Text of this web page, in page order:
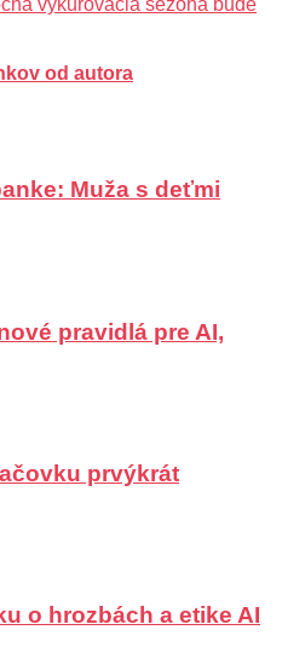
od autora
Muža s deťmi
pravidlá pre AI,
prvýkrát
o hrozbách a etike AI